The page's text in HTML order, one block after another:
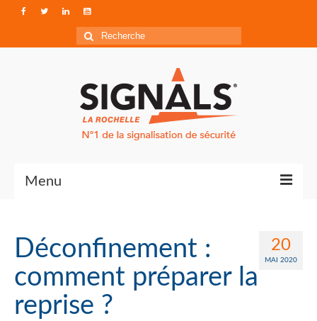
Rechercher
:
Menu
Qui sommes-nous ?
Accéder à Signals
20
MAI 2020
Déconfinement :
comment préparer la
reprise ?